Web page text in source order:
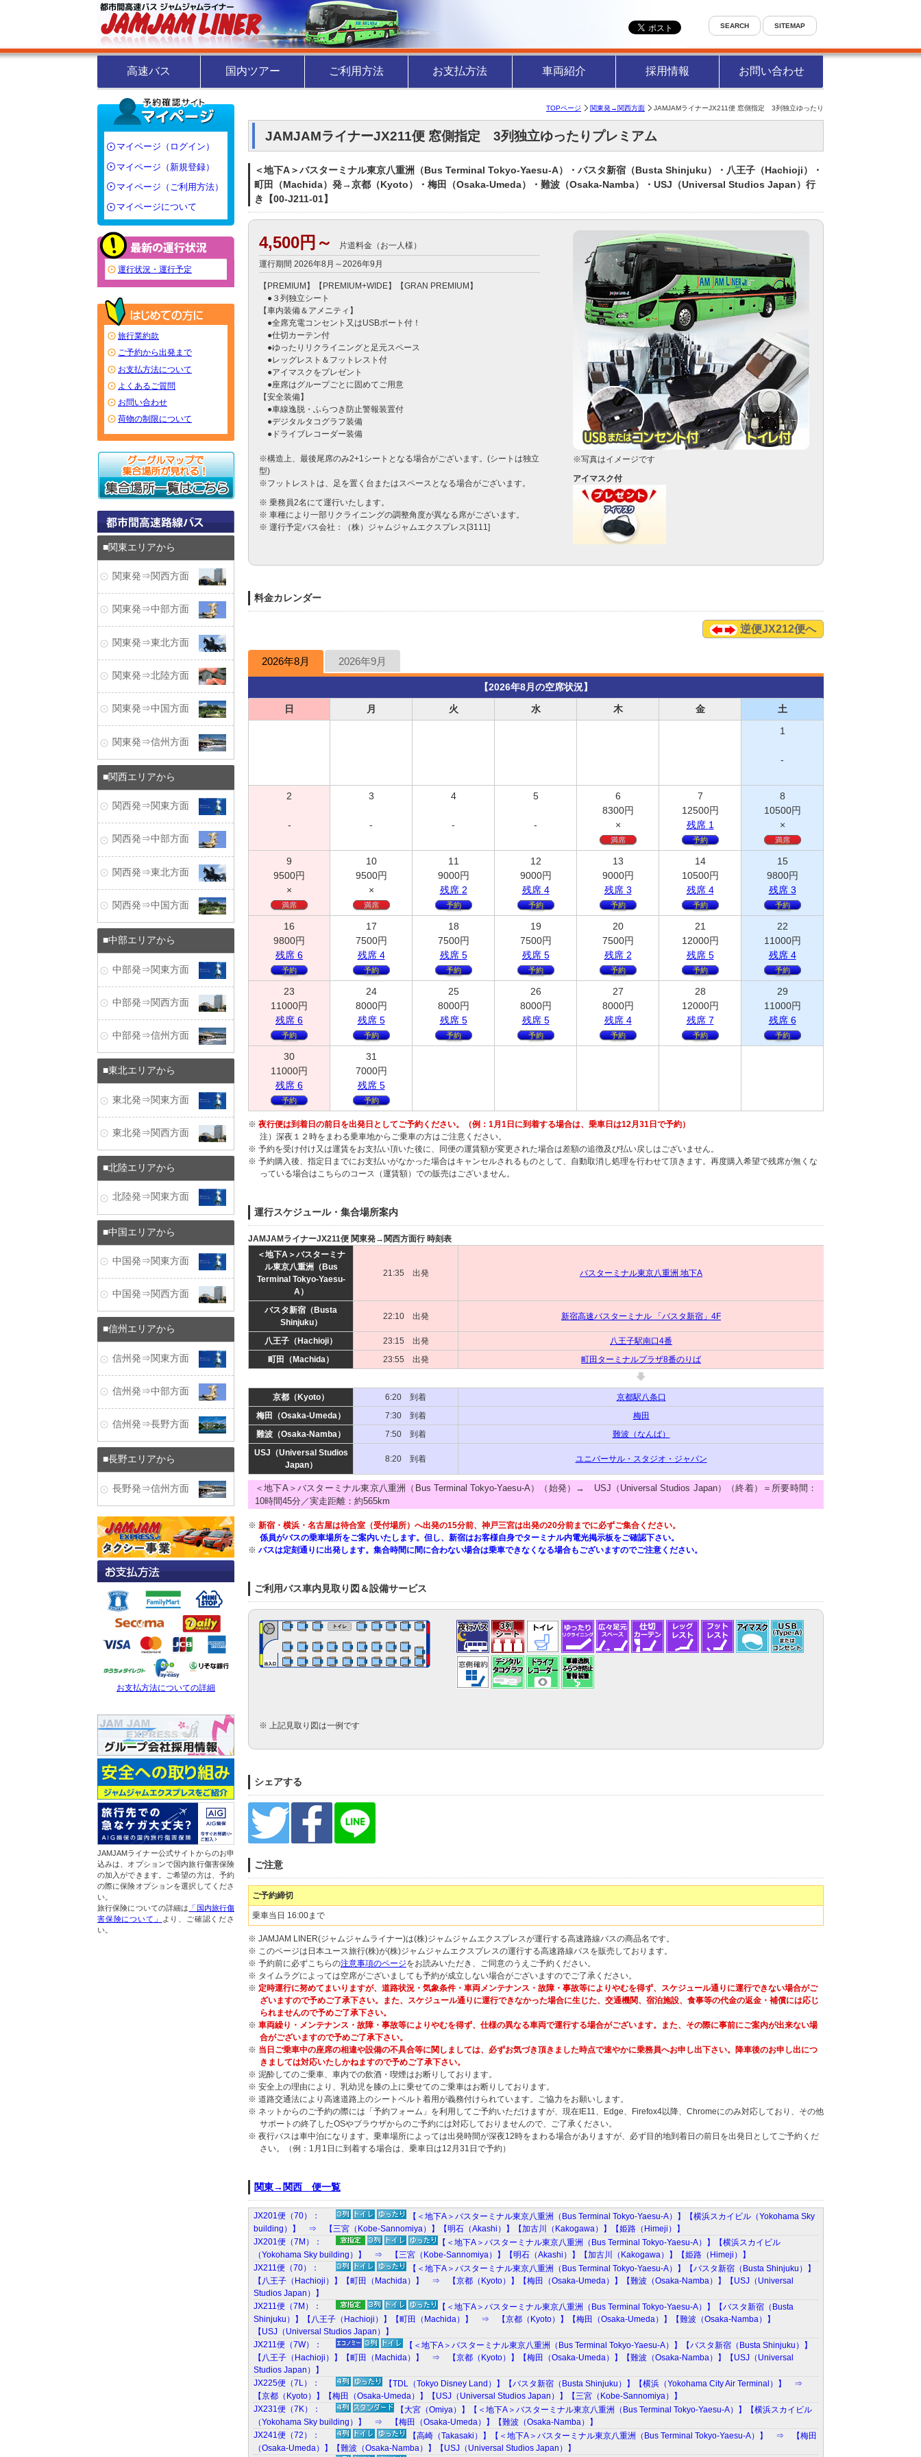
高速バス 国内ツアー ご利用方法 お支払方法 車両紹介 採用情報 お問い合わせ
SEARCH SITEMAP
TOPページ 関東発→関西方面 JAMJAMライナーJX211便 窓側指定 3列独立ゆったり
JAMJAMライナーJX211便 窓側指定 3列独立ゆったりプレミアム
＜地下A＞バスターミナル東京八重洲（Bus Terminal Tokyo-Yaesu-A）・バスタ新宿（Busta Shinjuku）・八王子（Hachioji）・
町田（Machida）発→京都（Kyoto）・梅田（Osaka-Umeda）・難波（Osaka-Namba）・USJ（Universal Studios Japan）行
き【00-J211-01】
4,500円～
片道料金（お一人様）
運行期間 2026年8月～2026年9月
【PREMIUM】【PREMIUM+WIDE】【GRAN PREMIUM】
●３列独立シート
【車内装備＆アメニティ】
●全席充電コンセント又はUSBポート付！
●仕切カーテン付
●ゆったりリクライニングと足元スペース
●レッグレスト＆フットレスト付
●アイマスクをプレゼント
●座席はグループごとに固めてご用意
【安全装備】
●車線逸脱・ふらつき防止警報装置付
●デジタルタコグラフ装備
●ドライブレコーダー装備
※構造上、最後尾席のみ2+1シートとなる場合がございます。(シートは独立
型)
※フットレストは、足を置く台またはスペースとなる場合がございます。
※ 乗務員2名にて運行いたします。
※ 車種により一部リクライニングの調整角度が異なる席がございます。
※ 運行予定バス会社：（株）ジャムジャムエクスプレス[3111]
※写真はイメージです
アイマスク付
料金カレンダー
逆便JX212便へ
2026年8月 2026年9月
【2026年8月の空席状況】
日
月 火 水 木 金
土
1
-
2
-
3
-
4
-
5
-
6
8300円
×
満席
7
12500円
残席 1
予約
8
10500円
×
満席
9
9500円
×
満席
10
9500円
×
満席
11
9000円
残席 2
予約
12
9000円
残席 4
予約
13
9000円
残席 3
予約
14
10500円
残席 4
予約
15
9800円
残席 3
予約
16
9800円
残席 6
予約
17
7500円
残席 4
予約
18
7500円
残席 5
予約
19
7500円
残席 5
予約
20
7500円
残席 2
予約
21
12000円
残席 5
予約
22
11000円
残席 4
予約
23
11000円
残席 6
予約
24
8000円
残席 5
予約
25
8000円
残席 5
予約
26
8000円
残席 5
予約
27
8000円
残席 4
予約
28
12000円
残席 7
予約
29
11000円
残席 6
予約
30
11000円
残席 6
予約
31
7000円
残席 5
予約
※ 夜行便は到着日の前日を出発日としてご予約ください。（例：1月1日に到着する場合は、乗車日は12月31日で予約）
注）深夜１２時をまわる乗車地からご乗車の方はご注意ください。
※ 予約を受け付け又は運賃をお支払い頂いた後に、同便の運賃額が変更された場合は差額の追徴及び払い戻しはございません。
※ 予約購入後、指定日までにお支払いがなかった場合はキャンセルされるものとして、自動取消し処理を行わせて頂きます。再度購入希望で残席が無くな
っている場合はこちらのコース（運賃額）での販売はございません。
運行スケジュール・集合場所案内
JAMJAMライナーJX211便 関東発→関西方面行 時刻表
＜地下A＞バスターミナ
ル東京八重洲（Bus
Terminal Tokyo-Yaesu-
A）
21:35 出発 バスターミナル東京八重洲 地下A
バスタ新宿（Busta
Shinjuku）
22:10 出発 新宿高速バスターミナル 「バスタ新宿」4F
八王子（Hachioji） 23:15 出発
八王子駅南口4番
町田（Machida）
23:55 出発 町田ターミナルプラザ8番のりば
京都（Kyoto） 6:20 到着
京都駅八条口
梅田（Osaka-Umeda）
7:30 到着
梅田
難波（Osaka-Namba）
7:50 到着
難波（なんば）
USJ（Universal Studios
Japan）
8:20 到着 ユニバーサル・スタジオ・ジャパン
＜地下A＞バスターミナル東京八重洲（Bus Terminal Tokyo-Yaesu-A）（始発）→ USJ（Universal Studios Japan）（終着）＝所要時間：
10時間45分／実走距離：約565km
※ 新宿・横浜・名古屋は待合室（受付場所）へ出発の15分前、神戸三宮は出発の20分前までに必ずご集合ください。
係員がバスの乗車場所をご案内いたします。但し、新宿はお客様自身でターミナル内電光掲示板をご確認下さい。
※ バスは定刻通りに出発します。集合時間に間に合わない場合は乗車できなくなる場合もございますのでご注意ください。
ご利用バス車内見取り図＆設備サービス
※ 上記見取り図は一例です
シェアする
ご注意
ご予約締切
乗車当日 16:00まで
※ JAMJAM LINER(ジャムジャムライナー)は(株)ジャムジャムエクスプレスが運行する高速路線バスの商品名です。
※ このページは日本ユース旅行(株)が(株)ジャムジャムエクスプレスの運行する高速路線バスを販売しております。
※ 予約前に必ずこちらの注意事項のページをお読みいただき、ご同意のうえご予約ください。
※ タイムラグによっては空席がございましても予約が成立しない場合がございますのでご了承ください。
※ 定時運行に努めてまいりますが、道路状況・気象条件・車両メンテナンス・故障・事故等によりやむを得ず、スケジュール通りに運行できない場合がご
ざいますので予めご了承下さい。また、スケジュール通りに運行できなかった場合に生じた、交通機関、宿泊施設、食事等の代金の返金・補償には応じ
られませんので予めご了承下さい。
※ 車両繰り・メンテナンス・故障・事故等によりやむを得ず、仕様の異なる車両で運行する場合がございます。また、その際に事前にご案内が出来ない場
合がございますので予めご了承下さい。
※ 当日ご乗車中の座席の相違や設備の不具合等に関しましては、必ずお気づき頂きました時点で速やかに乗務員へお申し出下さい。降車後のお申し出につ
きましては対応いたしかねますので予めご了承下さい。
※ 泥酔してのご乗車、車内での飲酒・喫煙はお断りしております。
※ 安全上の理由により、乳幼児を膝の上に乗せてのご乗車はお断りしております。
※ 道路交通法により高速道路上のシートベルト着用が義務付けられています。ご協力をお願いします。
※ ネットからのご予約の際には「予約フォーム」を利用してご予約いただけますが、現在IE11、Edge、Firefox4以降、Chromeにのみ対応しており、その他
サポートの終了したOSやブラウザからのご予約には対応しておりませんので、ご了承ください。
※ 夜行バスは車中泊になります。乗車場所によっては出発時間が深夜12時をまわる場合がありますが、必ず目的地到着日の前日を出発日としてご予約くだ
さい。（例：1月1日に到着する場合は、乗車日は12月31日で予約）
関東→関西 便一覧
JX201便（70）：
【＜地下A＞バスターミナル東京八重洲（Bus Terminal Tokyo-Yaesu-A）】【横浜スカイビル（Yokohama Sky
building）】 ⇒ 【三宮（Kobe-Sannomiya）】【明石（Akashi）】【加古川（Kakogawa）】【姫路（Himeji）】
JX201便（7M）：
【＜地下A＞バスターミナル東京八重洲（Bus Terminal Tokyo-Yaesu-A）】【横浜スカイビル
（Yokohama Sky building）】 ⇒ 【三宮（Kobe-Sannomiya）】【明石（Akashi）】【加古川（Kakogawa）】【姫路（Himeji）】
JX211便（70）：
【＜地下A＞バスターミナル東京八重洲（Bus Terminal Tokyo-Yaesu-A）】【バスタ新宿（Busta Shinjuku）】
【八王子（Hachioji）】【町田（Machida）】 ⇒ 【京都（Kyoto）】【梅田（Osaka-Umeda）】【難波（Osaka-Namba）】【USJ（Universal
Studios Japan）】
JX211便（7M）：
【＜地下A＞バスターミナル東京八重洲（Bus Terminal Tokyo-Yaesu-A）】【バスタ新宿（Busta
Shinjuku）】【八王子（Hachioji）】【町田（Machida）】 ⇒ 【京都（Kyoto）】【梅田（Osaka-Umeda）】【難波（Osaka-Namba）】
【USJ（Universal Studios Japan）】
JX211便（7W）：
【＜地下A＞バスターミナル東京八重洲（Bus Terminal Tokyo-Yaesu-A）】【バスタ新宿（Busta Shinjuku）】
【八王子（Hachioji）】【町田（Machida）】 ⇒ 【京都（Kyoto）】【梅田（Osaka-Umeda）】【難波（Osaka-Namba）】【USJ（Universal
Studios Japan）】
JX225便（7L）：
【TDL（Tokyo Disney Land）】【バスタ新宿（Busta Shinjuku）】【横浜（Yokohama City Air Terminal）】 ⇒
【京都（Kyoto）】【梅田（Osaka-Umeda）】【USJ（Universal Studios Japan）】【三宮（Kobe-Sannomiya）】
JX231便（7K）：
【大宮（Omiya）】【＜地下A＞バスターミナル東京八重洲（Bus Terminal Tokyo-Yaesu-A）】【横浜スカイビル
（Yokohama Sky building）】 ⇒ 【梅田（Osaka-Umeda）】【難波（Osaka-Namba）】
JX241便（72）：
【高崎（Takasaki）】【＜地下A＞バスターミナル東京八重洲（Bus Terminal Tokyo-Yaesu-A）】 ⇒ 【梅田
（Osaka-Umeda）】【難波（Osaka-Namba）】【USJ（Universal Studios Japan）】
マイページ（ログイン）
マイページ（新規登録）
マイページ（ご利用方法）
マイページについて
運行状況・運行予定
旅行業約款
ご予約から出発まで
お支払方法について
よくあるご質問
お問い合わせ
荷物の制限について
関東エリアから
関東発⇒関西方面
関東発⇒中部方面
関東発⇒東北方面
関東発⇒北陸方面
関東発⇒中国方面
関東発⇒信州方面
関西エリアから
関西発⇒関東方面
関西発⇒中部方面
関西発⇒東北方面
関西発⇒中国方面
中部エリアから
中部発⇒関東方面
中部発⇒関西方面
中部発⇒信州方面
東北エリアから
東北発⇒関東方面
東北発⇒関西方面
北陸エリアから
北陸発⇒関東方面
中国エリアから
中国発⇒関東方面
中国発⇒関西方面
信州エリアから
信州発⇒関東方面
信州発⇒中部方面
信州発⇒長野方面
長野エリアから
長野発⇒信州方面
お支払方法についての詳細
JAMJAMライナー公式サイトからのお申
込みは、オプションで国内旅行傷害保険
の加入ができます。ご希望の方は、予約
の際に保険オプションを選択してくださ
い。
旅行保険についての詳細は 「国内旅行傷
害保険について」
より、ご確認くださ
い。